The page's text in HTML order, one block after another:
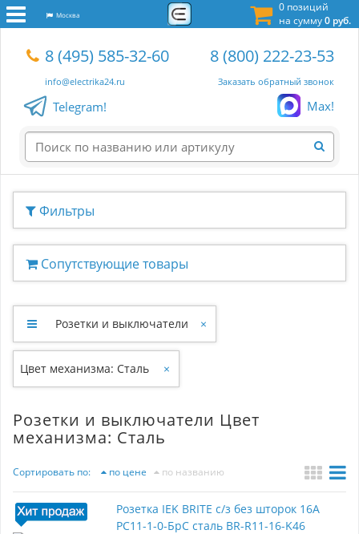
0 позиций
на сумму0 руб.
Москва
8 (495) 585-32-60
info@electrika24.ru
8 (800) 222-23-53
Заказать обратный звонок
Telegram! Max!
Фильтры
Сопутствующие товары
Розетки и выключатели ×
Цвет механизма: Сталь ×
Розетки и выключатели Цвет
механизма: Сталь
Сортировать по: по цене по названию
Розетка IEK BRITE с/з без шторок 16А
РС11-1-0-БрС сталь BR-R11-16-K46